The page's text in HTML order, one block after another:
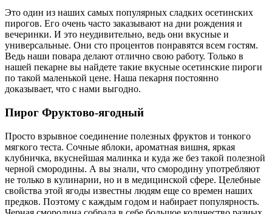
Это один из наших самых популярных сладких осетинских
пирогов. Его очень часто заказывают на дни рождения и
вечеринки. И это неудивительно, ведь они вкусные и
универсальные. Они сто процентов понравятся всем гостям.
Ведь наши повара делают отлично свою работу. Только в
нашей пекарне вы найдете такие вкусные осетинские пироги
по такой маленькой цене. Наша пекарня постоянно
доказывает, что с нами выгодно.
Пирог Фруктово-ягодный
Просто взрывное соединение полезных фруктов и тонкого
мягкого теста. Сочные яблоки, ароматная вишня, яркая
клубничка, вкуснейшая малинка и куда же без такой полезной
черной смородины. А вы знали, что смородину употребляют
не только в кулинарии, но и в медицинской сфере. Целебные
свойства этой ягоды известны людям еще со времен наших
предков. Поэтому с каждым годом и набирает популярность.